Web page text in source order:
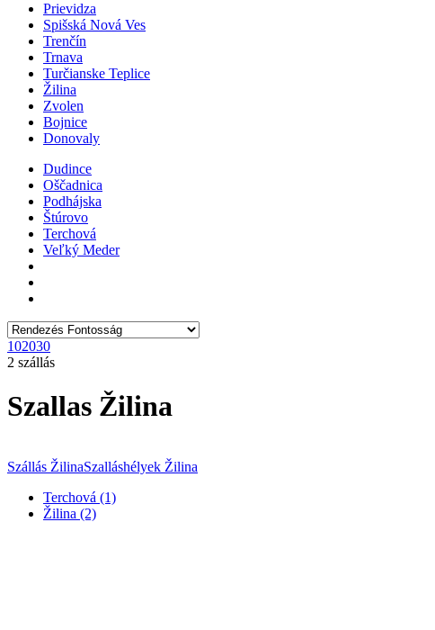
Prievidza
Spišská Nová Ves
Trenčín
Trnava
Turčianske Teplice
Žilina
Zvolen
Bojnice
Donovaly
Dudince
Oščadnica
Podhájska
Štúrovo
Terchová
Veľký Meder
102030
2 szállás
Szallas Žilina
Szállás ŽilinaSzalláshélyek Žilina
Terchová (1)
Žilina (2)